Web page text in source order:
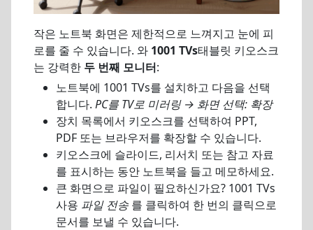
작은 노트북 화면은 제한적으로 느껴지고 눈에 피
로를 줄 수 있습니다. 와 1001 TVs태블릿 키오스크
는 강력한 두 번째 모니터:
노트북에 1001 TVs를 설치하고 다음을 선택
합니다. PC를 TV로 미러링 → 화면 선택: 확장
장치 목록에서 키오스크를 선택하여 PPT,
PDF 또는 브라우저를 확장할 수 있습니다.
키오스크에 슬라이드, 리서치 또는 참고 자료
를 표시하는 동안 노트북을 들고 메모하세요.
큰 화면으로 파일이 필요하신가요? 1001 TVs
사용 파일 전송를 클릭하여 한 번의 클릭으로
문서를 보낼 수 있습니다.